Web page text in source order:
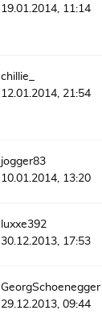
19.01.2014, 11:14
chillie_
12.01.2014, 21:54
jogger83
10.01.2014, 13:20
luxxe392
30.12.2013, 17:53
GeorgSchoenegger
29.12.2013, 09:44